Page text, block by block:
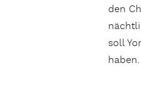
den
soll
haben.